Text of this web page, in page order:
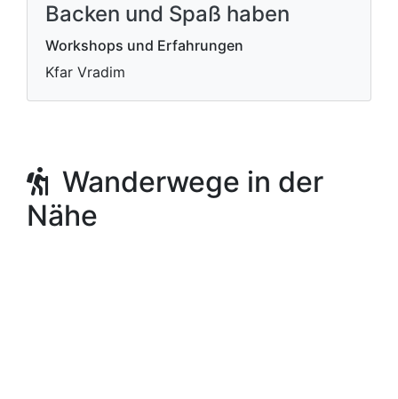
Backen und Spaß haben
Workshops und Erfahrungen
Kfar Vradim
Wanderwege in der
Nähe